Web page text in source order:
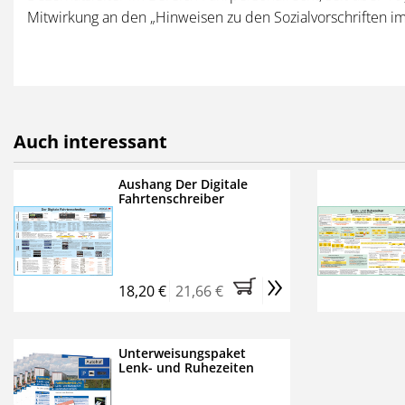
Anschluss, 4 GB freier
Unterweisung Ihrer Fahrer
Exemplare der 12-seitigen
Mitwirkung an den „Hinweisen zu den Sozialvorschriften
Auch interessant
Aushang Der Digitale
Fahrtenschreiber
18,20 € 21,66 € »
Unterweisungspaket
Lenk- und Ruhezeiten